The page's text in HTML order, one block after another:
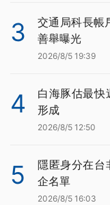
3
交通局科長帳
善舉曝光
2026/8/5 19:39
4
白海豚估最快
形成
2026/8/5 12:50
5
隱匿身分在台
企名單
2026/8/5 16:03